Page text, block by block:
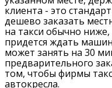
клиента - это
дешево заказать
на такси обычно
придется ждать
может занять на 30
предварительного
том, чтобы фирмы
автокресла.